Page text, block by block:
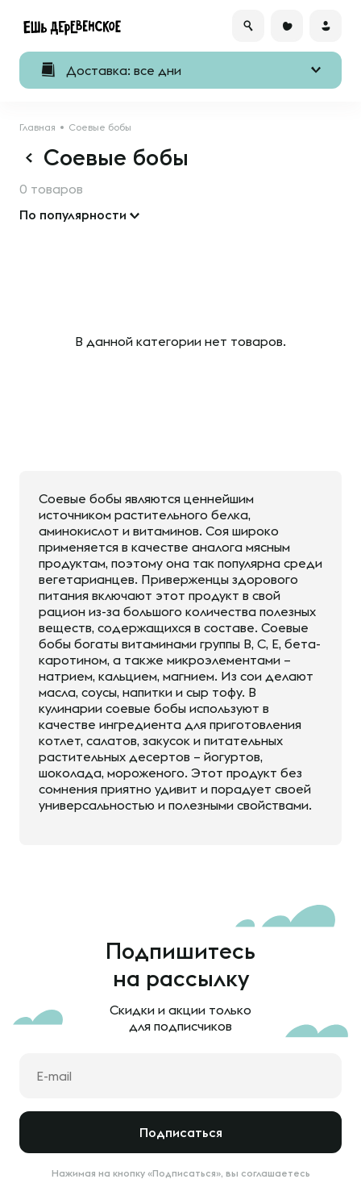
Доставка: все дни
Главная Соевые бобы
Соевые бобы
0 товаров
По популярности
В данной категории нет товаров.
Соевые бобы являются ценнейшим
источником растительного белка,
аминокислот и витаминов. Соя широко
применяется в качестве аналога мясным
продуктам, поэтому она так популярна среди
вегетарианцев. Приверженцы здорового
питания включают этот продукт в свой
рацион из-за большого количества полезных
веществ, содержащихся в составе. Соевые
бобы богаты витаминами группы B, C, E, бета-
каротином, а также микроэлементами –
натрием, кальцием, магнием. Из сои делают
масла, соусы, напитки и сыр тофу. В
кулинарии соевые бобы используют в
качестве ингредиента для приготовления
котлет, салатов, закусок и питательных
растительных десертов – йогуртов,
шоколада, мороженого. Этот продукт без
сомнения приятно удивит и порадует своей
универсальностью и полезными свойствами.
Подпишитесь
на рассылку
Скидки и акции только
для подписчиков
Подписаться
Нажимая на кнопку «Подписаться», вы соглашаетесь